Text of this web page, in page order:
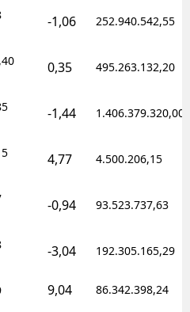
-1,06 252.940.542,55
0,35 495.263.132,20
-1,44 1.406.379.320,00
4,77 4.500.206,15
-0,94 93.523.737,63
-3,04 192.305.165,29
9,04 86.342.398,24